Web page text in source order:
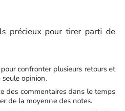
précieux pour tirer parti de
confronter plusieurs retours et
opinion.
des commentaires dans le temps
de la moyenne des notes.